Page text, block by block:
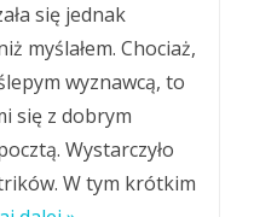
się jednak
myślałem. Chociaż,
wyznawcą, to
się z dobrym
Wystarczyło
W tym krótkim